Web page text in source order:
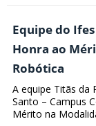
Equipe do
Honra ao
Robótica
A equipe Titãs da
Santo – Campus
Mérito na